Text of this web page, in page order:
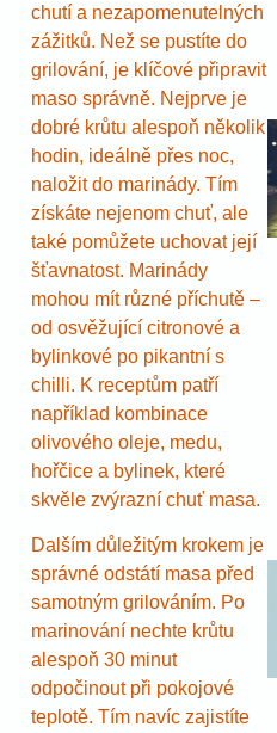
chutí a nezapomenutelných
zážitků. Než se pustíte do
grilování, je klíčové připravit
maso správně. Nejprve je
dobré krůtu alespoň několik
hodin, ideálně přes noc,
naložit do marinády. Tím
získáte nejenom chuť, ale
také pomůžete uchovat její
šťavnatost. Marinády
mohou mít různé příchutě –
od osvěžující citronové a
bylinkové po pikantní s
chilli. K receptům patří
například kombinace
olivového oleje, medu,
hořčice a bylinek, které
skvěle zvýrazní chuť masa.
Dalším důležitým krokem je
správné odstátí masa před
samotným grilováním. Po
marinování nechte krůtu
alespoň 30 minut
odpočinout při pokojové
teplotě. Tím navíc zajistíte